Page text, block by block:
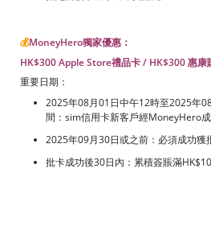
💰MoneyHero獨家優惠：
HK$300 Apple Store禮品卡 / HK$300 惠康
重要日期：
2025年08月01日中午12時至2025年
間：sim信用卡新客戶經MoneyHero
2025年09月30日或之前：必須成功獲
批卡成功後30日內：累積簽賬滿